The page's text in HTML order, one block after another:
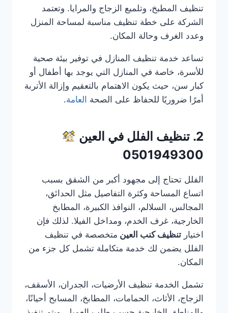
تنظيف المطبخ، وتلميع الزجاج والمرايا. وتعتمد
الشركة على خطة تنظيف مناسبة لمساحة المنزل
وعدد الغرف وحالة المكان.
تساعد خدمة تنظيف المنازل في توفير بيئة صحية
للأسرة، خاصة في المنازل التي يوجد بها أطفال أو
كبار سن، حيث يكون الاهتمام بالتعقيم وإزالة الأتربة
أمرًا ضروريًا للحفاظ على الصحة العامة.
2. تنظيف الفلل في العين
0501949300
الفلل تحتاج إلى مجهود أكبر من الشقق بسبب
اتساع المساحة وكثرة التفاصيل مثل الحدائق،
المجالس، السلالم، النوافذ الكبيرة، المطابخ
الخارجية، غرف الخدم، ومداخل الفيلا. لذلك فإن
اختيار تنظيف كنب العين متخصصة في تنظيف
الفلل يضمن لك خدمة متكاملة تشمل كل جزء من
المكان.
تشمل الخدمة تنظيف الأرضيات، الجدران، الأسقف،
الزجاج، الأثاث، الحمامات، المطابخ، المسابح أحيانًا،